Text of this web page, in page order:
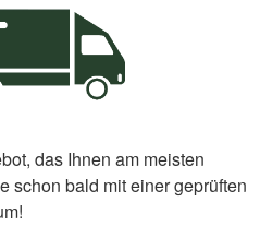
das Ihnen am meisten
schon bald mit einer geprüften